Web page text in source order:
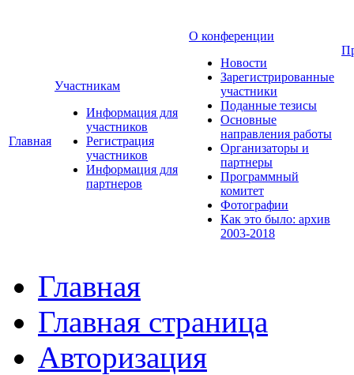
Главная
Участникам
Информация для
участников
Регистрация
участников
Информация для
партнеров
О конференции
Новости
Зарегистрированные
участники
Поданные тезисы
Основные
направления работы
Организаторы и
партнеры
Программный
комитет
Фотографии
Как это было: архив
2003-2018
Главная
Главная страница
Авторизация